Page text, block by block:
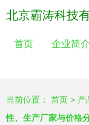
北京霸涛科技
首页 企业简介
当前位置： 首页 > 产
性、生产厂家与价格